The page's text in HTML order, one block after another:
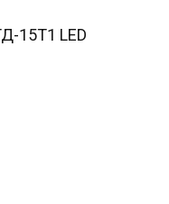
15Т1 LED